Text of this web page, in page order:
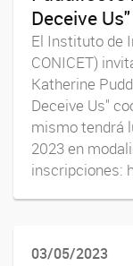
Deceive Us"
El Instituto de
CONICET)
Katherine
Deceive Us"
mismo tendrá
2023 en
inscripciones:
03/05/2023